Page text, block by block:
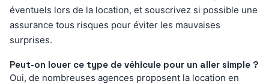
éventuels lors de la location, et souscrivez si possible une
assurance tous risques pour éviter les mauvaises
surprises.
Peut-on louer ce type de véhicule pour un aller simple ?
Oui, de nombreuses agences proposent la location en